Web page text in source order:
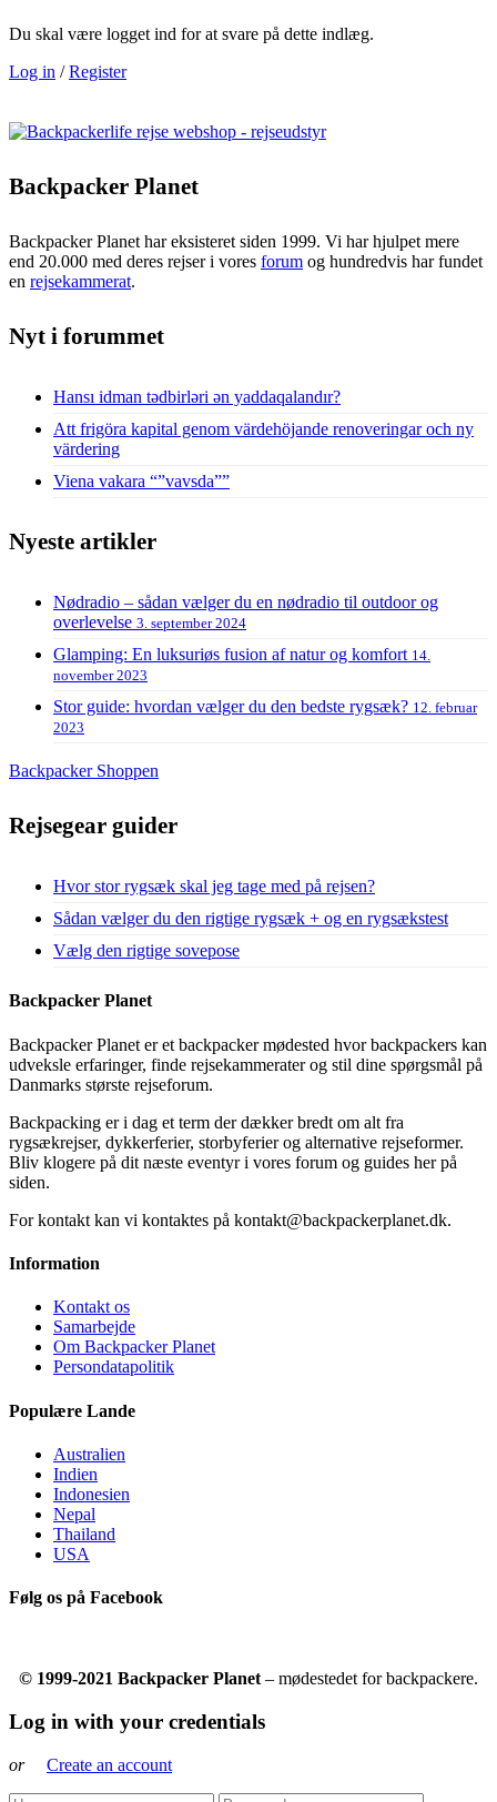
Du skal være logget ind for at svare på dette indlæg.
Log in /Register
Backpacker Planet
Backpacker Planet har eksisteret siden 1999. Vi har hjulpet mere
end 20.000 med deres rejser i vores forum og hundredvis har fundet
en rejsekammerat.
Nyt i forummet
Hansı idman tədbirləri ən yaddaqalandır?
Att frigöra kapital genom värdehöjande renoveringar och ny
värdering
Viena vakara “”vavsda””
Nyeste artikler
Nødradio – sådan vælger du en nødradio til outdoor og
overlevelse 3. september 2024
Glamping: En luksuriøs fusion af natur og komfort 14.
november 2023
Stor guide: hvordan vælger du den bedste rygsæk? 12. februar
2023
Backpacker Shoppen
Rejsegear guider
Hvor stor rygsæk skal jeg tage med på rejsen?
Sådan vælger du den rigtige rygsæk + og en rygsækstest
Vælg den rigtige sovepose
Backpacker Planet
Backpacker Planet er et backpacker mødested hvor backpackers kan
udveksle erfaringer, finde rejsekammerater og stil dine spørgsmål på
Danmarks største rejseforum.
Backpacking er i dag et term der dækker bredt om alt fra
rygsækrejser, dykkerferier, storbyferier og alternative rejseformer.
Bliv klogere på dit næste eventyr i vores forum og guides her på
siden.
For kontakt kan vi kontaktes på kontakt@backpackerplanet.dk.
Information
Kontakt os
Samarbejde
Om Backpacker Planet
Persondatapolitik
Populære Lande
Australien
Indien
Indonesien
Nepal
Thailand
USA
Følg os på Facebook
© 1999-2021 Backpacker Planet – mødestedet for backpackere.
Log in with your credentials
or Create an account